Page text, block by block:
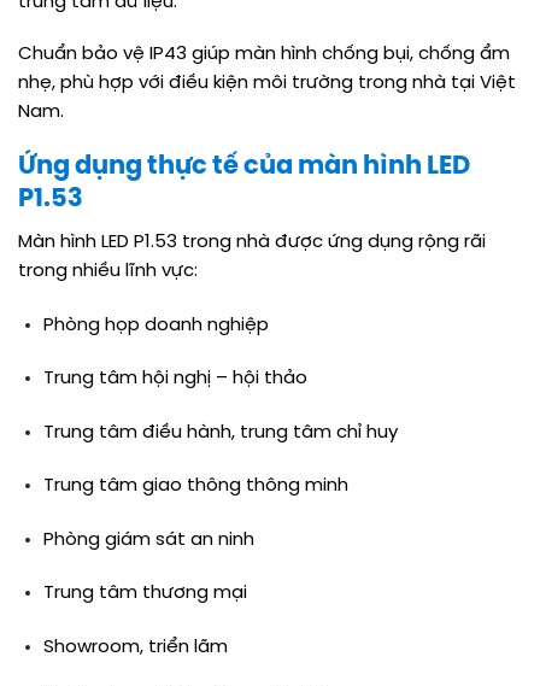
Chuẩn bảo vệ IP43 giúp màn hình chống bụi, chống ẩm
nhẹ, phù hợp với điều kiện môi trường trong nhà tại Việt
Nam.
Ứng dụng thực tế của màn hình LED
P1.53
Màn hình LED P1.53 trong nhà được ứng dụng rộng rãi
trong nhiều lĩnh vực:
Phòng họp doanh nghiệp
Trung tâm hội nghị – hội thảo
Trung tâm điều hành, trung tâm chỉ huy
Trung tâm giao thông thông minh
Phòng giám sát an ninh
Trung tâm thương mại
Showroom, triển lãm